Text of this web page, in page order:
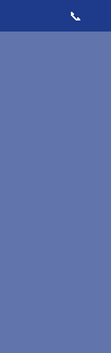
📞